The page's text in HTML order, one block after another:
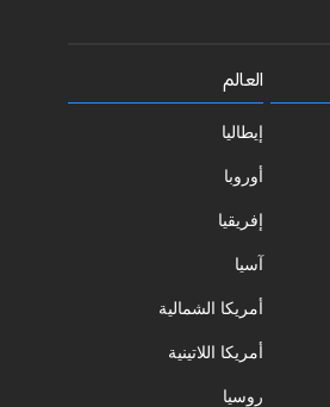
العالم
إيطاليا
أوروبا
إفريقيا
آسيا
أمريكا الشمالية
أمريكا اللاتينية
روسيا